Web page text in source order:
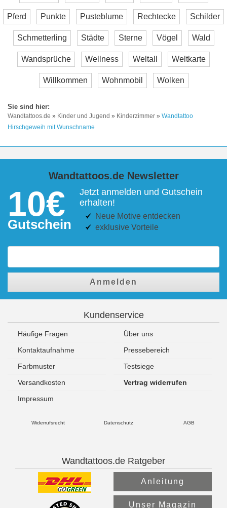
Pferd Punkte Pusteblume Rechtecke Schilder
Schmetterling Städte Sterne Vögel Wald
Wandsprüche Wellness Weltall Weltkarte
Willkommen Wohnmobil Wolken
Wandtattoos.de » Kinder und Jugend » Kinderzimmer » Wandtattoo
Hirschgeweih mit Wunschname
Wandtattoos.de Newsletter
10€
Gutschein
Jetzt anmelden und Gutschein
erhalten!
Neue Motive entdecken
exklusive Vorteile
Anmelden
Kundenservice
Häufige Fragen
Über uns
Kontaktaufnahme
Pressebereich
Farbmuster
Testsiege
Versandkosten
Vertrag widerrufen
Impressum
Widerrufsrecht Datenschutz AGB
Wandtattoos.de Ratgeber
Anleitung
Unser Magazin